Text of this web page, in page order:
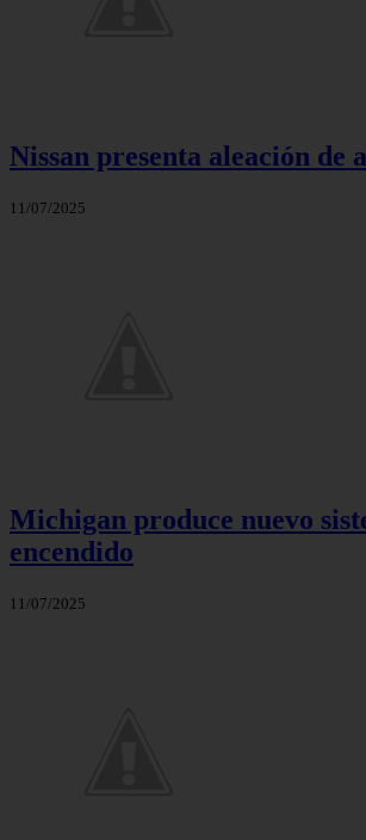
Nissan presenta aleación de
11/07/2025
Michigan produce nuevo
encendido
11/07/2025